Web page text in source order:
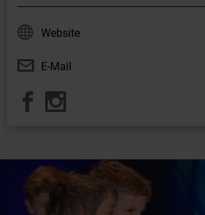
Website
E-Mail